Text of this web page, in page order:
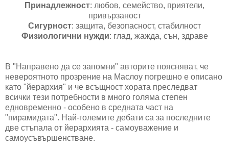
Принадлежност: любов, семейство, приятели,
привързаност
Сигурност: защита, безопасност, стабилност
Физиологични нужди: глад, жажда, сън, здраве
В "Направено да се запомни" авторите поясняват, че
невероятното прозрение на Маслоу погрешно е описано
като "йерархия" и че всъщност хората преследват
всички тези потребности в много голяма степен
едновременно - особено в средната част на
"пирамидата". Най-големите дебати са за последните
две стъпала от йерархията - самоуважение и
самоусъвършенстване.